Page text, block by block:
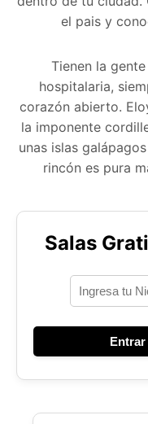
el pais y
Tienen la
hospitalaria,
corazón abierto.
la imponente
unas islas
rincón es pura
Salas